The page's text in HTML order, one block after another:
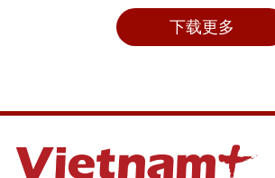
下载更多